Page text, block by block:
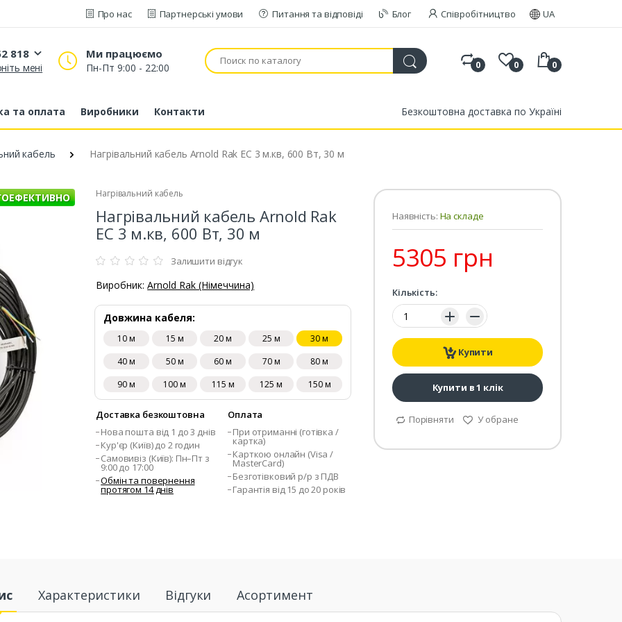
Про нас Партнерські умови Питання та відповіді Блог Співробітництво UA
818
52 818
63 881
мені
Ми працюємо
Пн-Пт 9:00 - 22:00 0 0 0
та оплата Виробники Контакти Безкоштовна доставка по Україні
кабель Нагрівальний кабель Arnold Rak EC 3 м.кв, 600 Вт, 30 м
Нагрівальний кабель
Нагрівальний кабель Arnold Rak
EC 3 м.кв, 600 Вт, 30 м
Залишити відгук
Виробник:Arnold Rak (Німеччина)
Довжина кабеля:
10 м 15 м 20 м 25 м
30 м
40 м
50 м 60 м 70 м
80 м
90 м
100 м 115 м 125 м 150 м
Доставка безкоштовна
Нова пошта від 1 до 3 днів
Кур'єр (Київ) до 2 годин
Самовивіз (Київ): Пн–Пт з
9:00 до 17:00
Обмін та повернення
протягом 14 днів
Оплата
При отриманні (готівка /
картка)
Карткою онлайн (Visa /
MasterCard)
Безготівковий р/р з ПДВ
Гарантія від 15 до 20 років
Наявність: На складе
5305 грн
Кількість:
Кількість:
Купити
Купити в 1 клік
Порівняти У обране
Характеристики Відгуки Асортимент